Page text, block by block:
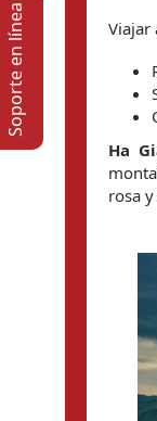
Viajar
Ha
rosa
Soporte en lí­nea